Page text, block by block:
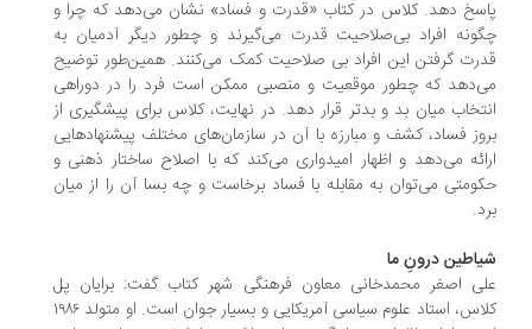
دهد. کلاس در کتاب «قدرت و فساد» نشان می‌دهد که چرا و
افراد بی‌صلاحیت قدرت می‌گیرند و چطور دیگر آدمیان به
گرفتن این افراد بی صلاحیت کمک می‌کنند. همین‌طور توضیح
که چطور موقعیت و منصبی ممکن است فرد را در دوراهی
میان بد و بدتر قرار دهد. در نهایت، کلاس برای پیشگیری از
فساد، کشف و مبارزه با آن در سازمان‌های مختلف پیشنهادهایی
می‌دهد و اظهار امیدواری می‌کند که با اصلاح ساختار ذهنی و
می‌توان به مقابله با فساد برخاست و چه بسا آن را از میان
درونِ ما
اصغر محمدخانی معاون فرهنگی شهر کتاب گفت: برایان پل
کلاس، استاد علوم سیاسی آمریکایی و بسیار جوان است. او متولد ۱۹۸۶